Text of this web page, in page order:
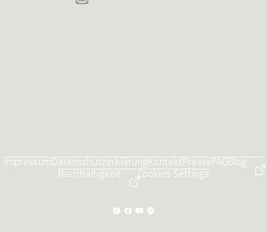
ImpressumDatenschutzerklärungKontaktPresse FAQBlog
Nachhaltigkeit
Cookies Settings